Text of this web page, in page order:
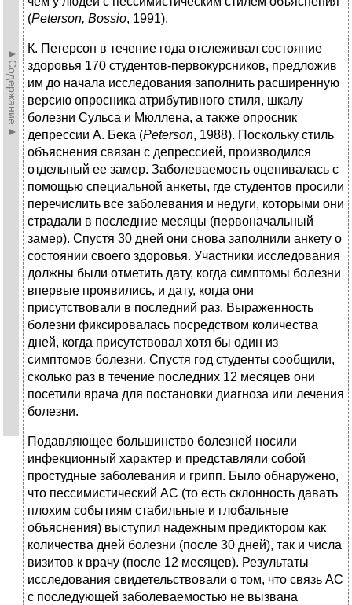
►Содержание►
(Peterson, Bossio, 1991).
К. Петерсон в течение года отслеживал состояние
здоровья 170 студентов‑первокурсников, предложив
им до начала исследования заполнить расширенную
версию опросника атрибутивного стиля, шкалу
болезни Сульса и Мюллена, а также опросник
депрессии А. Бека (Peterson, 1988). Поскольку стиль
объяснения связан с депрессией, производился
отдельный ее замер. Заболеваемость оценивалась с
помощью специальной анкеты, где студентов просили
перечислить все заболевания и недуги, которыми они
страдали в последние месяцы (первоначальный
замер). Спустя 30 дней они снова заполнили анкету о
состоянии своего здоровья. Участники исследования
должны были отметить дату, когда симптомы болезни
впервые проявились, и дату, когда они
присутствовали в последний раз. Выраженность
болезни фиксировалась посредством количества
дней, когда присутствовал хотя бы один из
симптомов болезни. Спустя год студенты сообщили,
сколько раз в течение последних 12 месяцев они
посетили врача для постановки диагноза или лечения
болезни.
Подавляющее большинство болезней носили
инфекционный характер и представляли собой
простудные заболевания и грипп. Было обнаружено,
что пессимистический АС (то есть склонность давать
плохим событиям стабильные и глобальные
объяснения) выступил надежным предиктором как
количества дней болезни (после 30 дней), так и числа
визитов к врачу (после 12 месяцев). Результаты
исследования свидетельствовали о том, что связь АС
с последующей заболеваемостью не вызвана